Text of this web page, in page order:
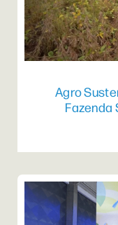
Agro
Fazenda